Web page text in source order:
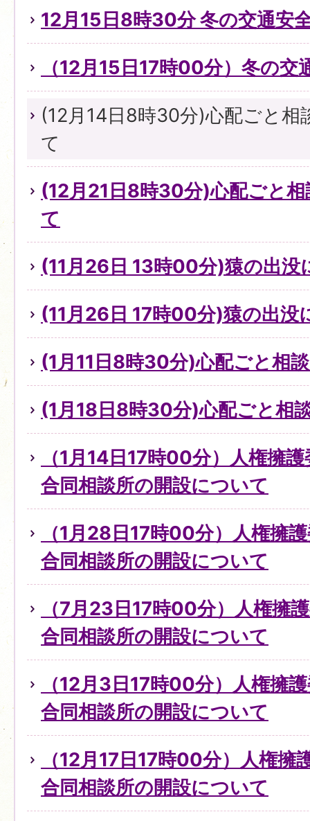
12月15日8時30分 冬の交通安
（12月15日17時00分）冬の
(12月14日8時30分)心配ごと相
て
(12月21日8時30分)心配ごと
て
(11月26日 13時00分)猿の出没
(11月26日 17時00分)猿の出没
(1月11日8時30分)心配ごと相
(1月18日8時30分)心配ごと相
（1月14日17時00分）人権擁
合同相談所の開設について
（1月28日17時00分）人権擁
合同相談所の開設について
（7月23日17時00分）人権擁
合同相談所の開設について
（12月3日17時00分）人権擁
合同相談所の開設について
（12月17日17時00分）人権擁
合同相談所の開設について